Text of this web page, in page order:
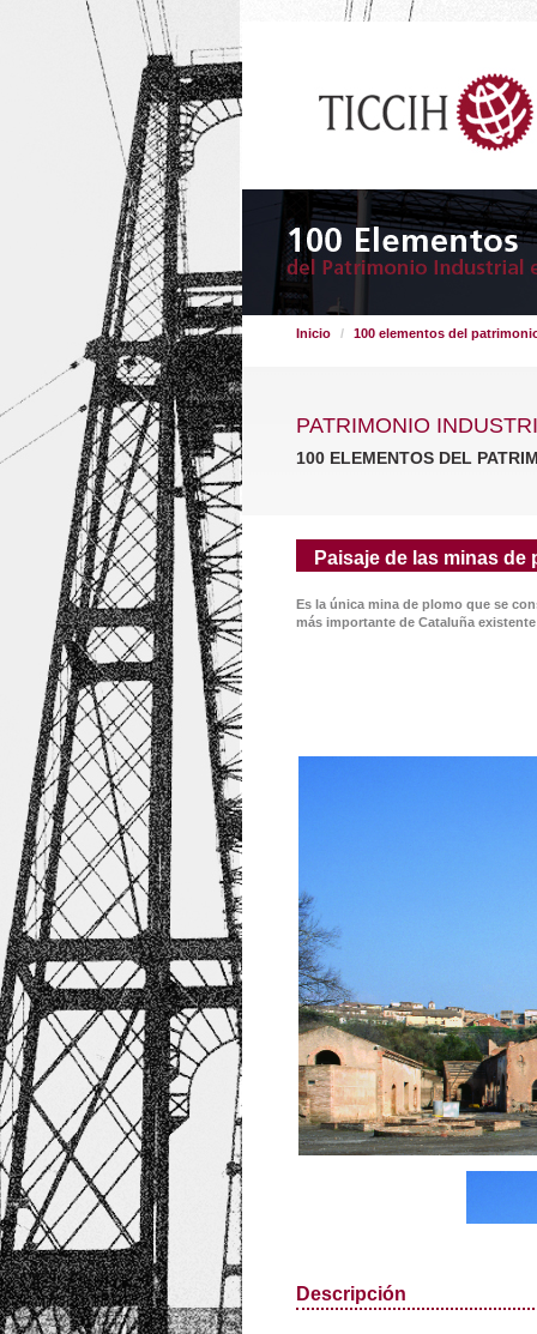
Inicio 100 elementos del
PATRIMONIO
100 ELEMENTOS DEL
Paisaje de las minas
Es la única mina de plomo que se
más importante de Cataluña
Descripción